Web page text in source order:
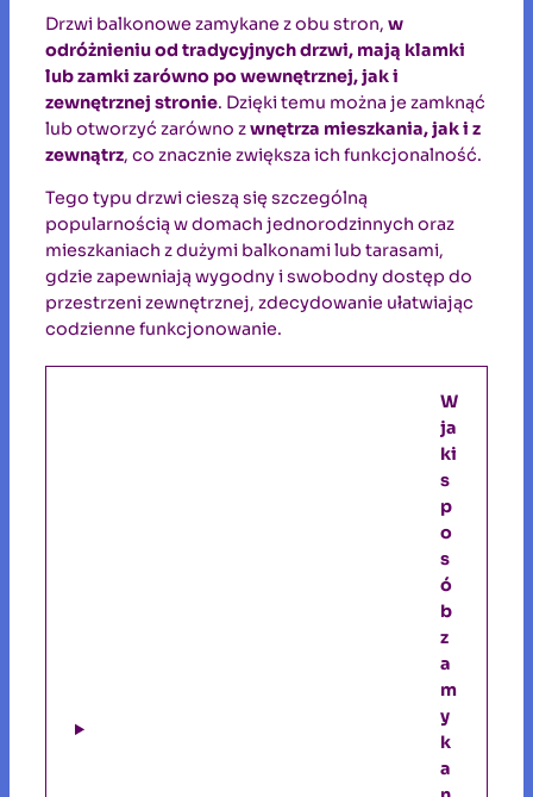
Drzwi balkonowe zamykane z obu stron, w
odróżnieniu od tradycyjnych drzwi, mają klamki
lub zamki zarówno po wewnętrznej, jak i
zewnętrznej stronie. Dzięki temu można je zamknąć
lub otworzyć zarówno zwnętrza mieszkania, jak i z
zewnątrz, co znacznie zwiększa ich funkcjonalność.
Tego typu drzwi cieszą się szczególną
popularnością w domach jednorodzinnych oraz
mieszkaniach z dużymi balkonami lub tarasami,
gdzie zapewniają wygodny i swobodny dostęp do
przestrzeni zewnętrznej, zdecydowanie ułatwiając
codzienne funkcjonowanie.
W
ja
ki
s
p
o
s
ó
b
z
a
m
y
k
a